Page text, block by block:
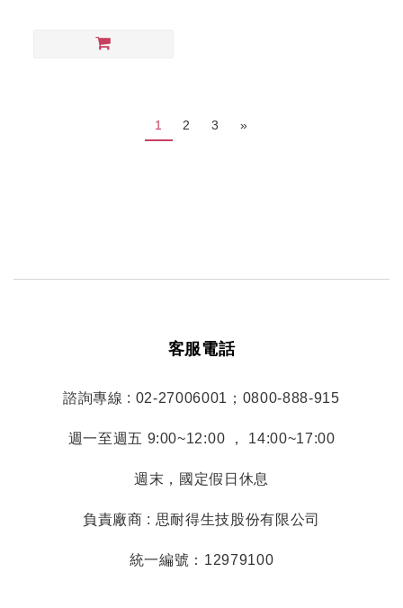
1 2 3 »
客服電話
諮詢專線 : 02-27006001；0800-888-915
週一至週五 9:00~12:00 ， 14:00~17:00
週末，國定假日休息
負責廠商 : 思耐得生技股份有限公司
統一編號：12979100